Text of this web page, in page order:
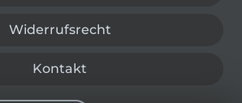
Widerrufsrecht
Kontakt